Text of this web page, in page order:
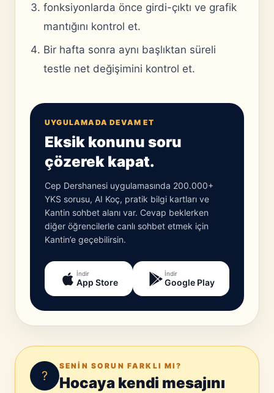
fonksiyonlarda önce girdi-çıktı ve grafik
mantığını kontrol et.
Bir hafta sonra aynı başlıktan süreli
testle net değişimini kontrol et.
UYGULAMADA DEVAM ET
Eksik konunu soru
çözerek kapat.
Cep Dershanesi uygulamasında 200.000+
YKS sorusu, AI Koç, pratik bilgi kartları ve
Kantin sohbet alanı var. Cevap beklerken
diğer öğrencilerle canlı sohbet etmek için
Kantin’e geçebilirsin.
İndir
App Store
İndir
Google Play
?
SENIN SORUN FARKLI MI?
Hocaya kendi mesajını